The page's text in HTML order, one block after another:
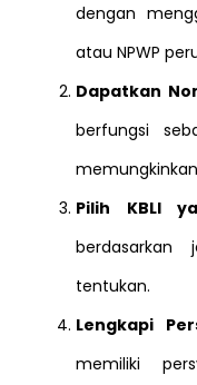
dengan
atau NPWP
Dapatkan
berfungsi
Pilih KBLI
tentukan.
Lengkapi
memiliki